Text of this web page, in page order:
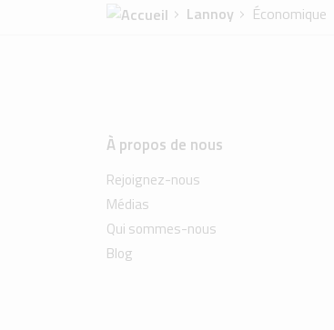
Lannoy Économique
À propos de nous
Rejoignez-nous
Médias
Qui sommes-nous
Blog